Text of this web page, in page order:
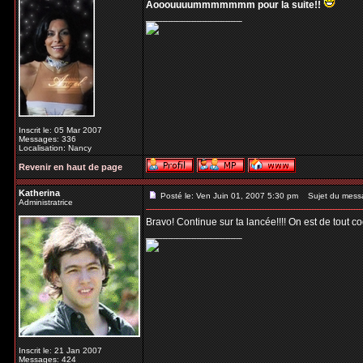
Inscrit le: 05 Mar 2007
Messages: 336
Localisation: Nancy
Aooouuuummmmmmm pour la suite!!
_________________
Revenir en haut de page
Katherina
Administratrice
Inscrit le: 21 Jan 2007
Messages: 424
Posté le: Ven Juin 01, 2007 5:30 pm Sujet du
Bravo! Continue sur ta lancée!!!! On est de tout
_________________